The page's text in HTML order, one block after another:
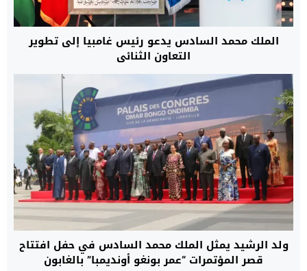
الملك محمد السادس يدعو رئيس غامبيا إلى تطوير
التعاون الثنائي
ولد الرشيد يمثل الملك محمد السادس في حفل افتتاح
قصر المؤتمرات “عمر بونغو أونديمبا” بالغابون